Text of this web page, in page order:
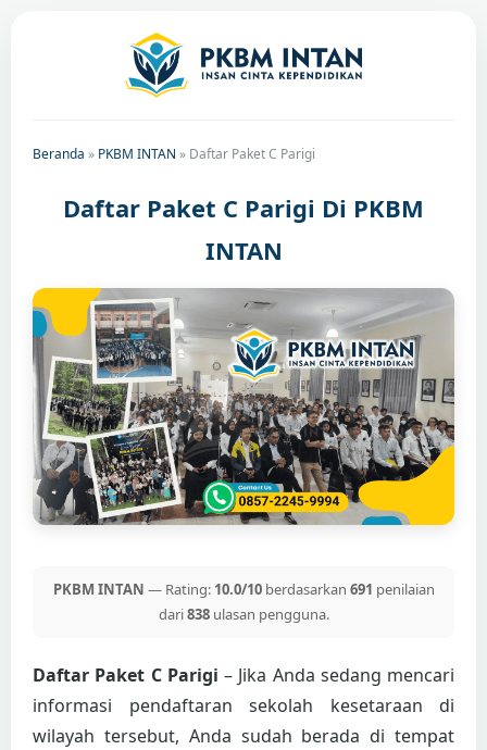
Beranda » PKBM INTAN » Daftar Paket C Parigi
Daftar Paket C Parigi Di PKBM
INTAN
PKBM INTAN — Rating: 10.0/10berdasarkan 691 penilaian
dari838ulasan pengguna.
Daftar Paket C Parigi – Jika Anda sedang mencari
informasi pendaftaran sekolah kesetaraan di
wilayah tersebut, Anda sudah berada di tempat